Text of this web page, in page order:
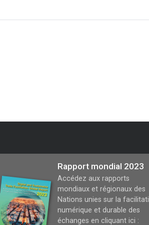
Rapport mondial 2023
Accédez aux rapports
mondiaux et régionaux des
Nations unies sur la
numérique et durable des
échanges en cliquant ici :